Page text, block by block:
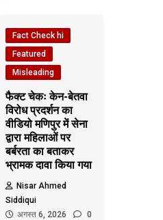
Fact Check hi
Featured
Misleading
फैक्ट चेकः केन-बेतवा
विरोध प्रदर्शन का
वीडियो मणिपुर में सेना
द्वारा महिलाओं पर
बर्बरता का बताकर
भ्रामक दावा किया गया
Nisar Ahmed
Siddiqui
अगस्त 6, 2026
0